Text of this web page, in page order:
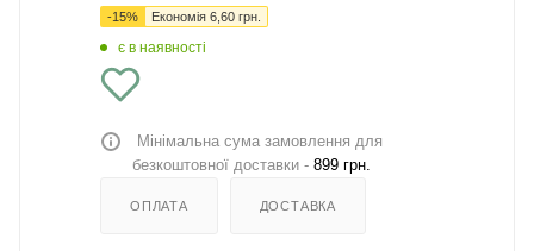
-15% Економія 6,60 грн.
є в наявності
Мінімальна сума замовлення для
безкоштовної доставки - 899 грн.
ОПЛАТА ДОСТАВКА